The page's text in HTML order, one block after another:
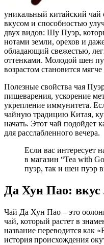
уникальный китайский
вкусом и способностью
двух видов: Шу Пуэр,
нотами земли, орехов и
обладающий свежестью,
оттенками. Молодой шен
возрастом становится
Полезные свойства чая
пищеварения, ускорение
укрепление иммунитета.
чайную традицию Китая,
начать. Этот чай подойдет
для расслабленного вечера.
Если вас интересует
в магазин “Tea with
пуэр, так и шен пуэр
Да Хун Пао: вкус
Чай Да Хун Пао – это
чай, который растет в
название переводится как
история происхождения